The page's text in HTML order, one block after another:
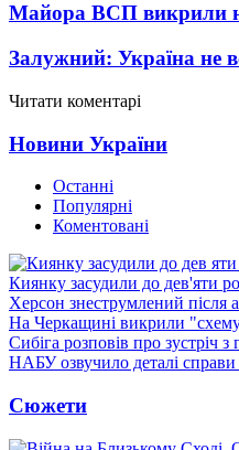
Майора ВСП викрили
Залужний: Україна не
Читати коментарі
Новини України
Останні
Популярні
Коментовані
Киянку засудили до дев'яти
Херсон знеструмлений після
На Черкащині викрили
Сибіга розповів про
НАБУ озвучило деталі
Сюжети